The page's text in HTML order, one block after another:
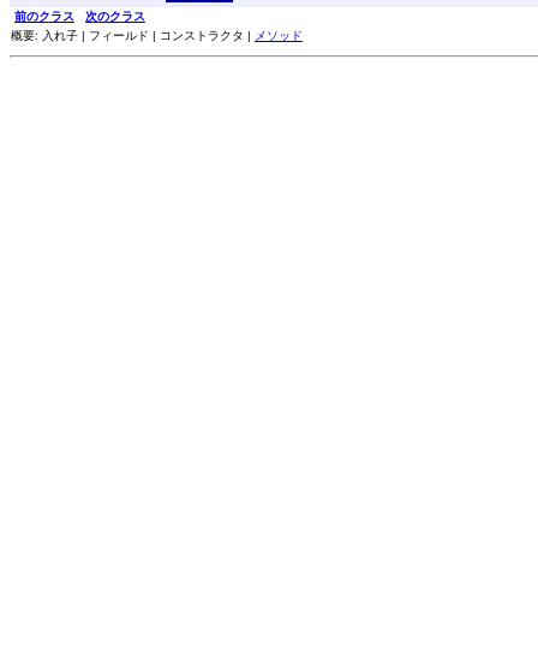
前のクラス
次のクラス
概要: 入れ子 | フィールド | コンストラクタ |
メソッド